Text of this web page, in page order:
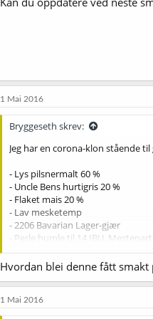
1 Mai 2016
Bryggeseth skrev:
Jeg har en corona-klon stående
- Lys pilsnermalt 60 %
- Uncle Bens hurtigris 20 %
- Flaket mais 20 %
- Lav mesketemp
- 2206 Bavarian Lager-gjær
- Perle humle til 14 IBU.
Gjæret på rundt 9-10 grader de
Regner med den snart er ferdig
Hvordan blei denne fått smakt
1 Mai 2016